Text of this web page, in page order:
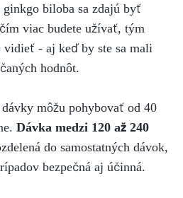
biloba sa zdajú byť
viac budete užívať, tým
- aj keď by ste sa mali
hodnôt.
môžu pohybovať od 40
Dávka medzi 120 až 240
do samostatných dávok,
bezpečná aj účinná.